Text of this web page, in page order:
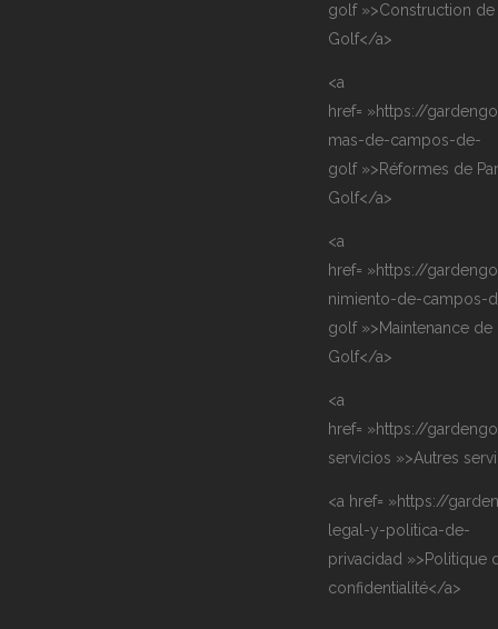
golf »>Construction de
Golf</a>
<a
href= »https://
mas-de-campos-de-
golf »>Réformes de
Golf</a>
<a
href= »https://
nimiento-de-campos-
golf »>Maintenance de
Golf</a>
<a
href= »https://
servicios »>Autres
<a href= »https://
legal-y-politica-de-
privacidad »>Politique
confidentialité</a>